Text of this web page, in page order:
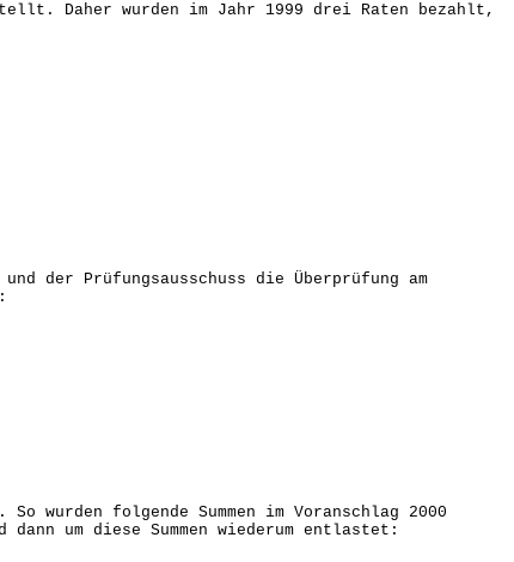
Daher wurden im Jahr 1999 drei Raten bezahlt,
der Prüfungsausschuss die Überprüfung am
wurden folgende Summen im Voranschlag 2000
um diese Summen wiederum entlastet: